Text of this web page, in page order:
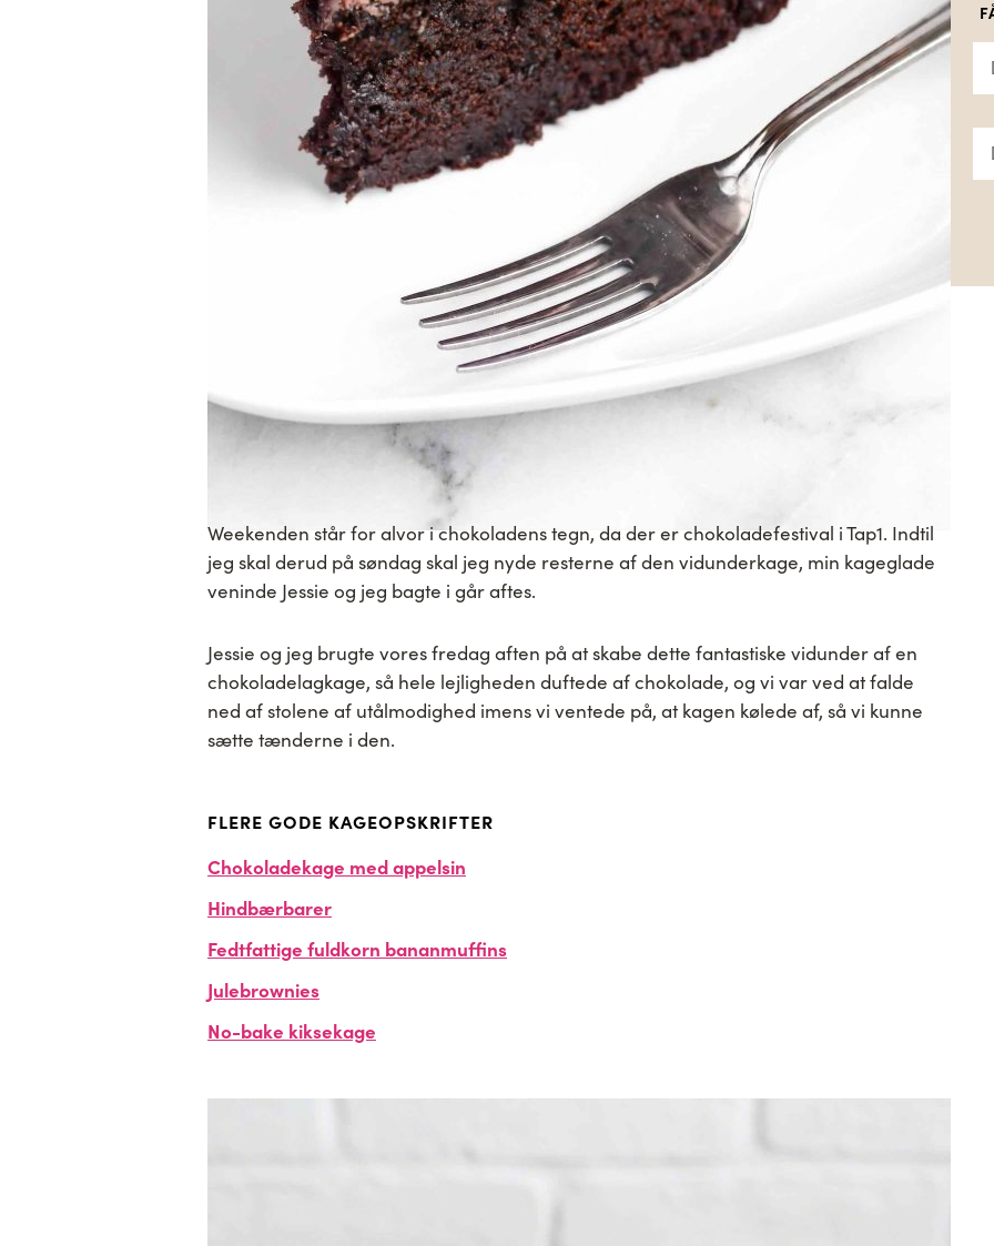
Weekenden står for alvor i chokoladens tegn, da der er chokoladefestival i Tap1. Indtil
jeg skal derud på søndag skal jeg nyde resterne af den vidunderkage, min kageglade
veninde Jessie og jeg bagte i går aftes.
Jessie og jeg brugte vores fredag aften på at skabe dette fantastiske vidunder af en
chokoladelagkage, så hele lejligheden duftede af chokolade, og vi var ved at falde
ned af stolene af utålmodighed imens vi ventede på, at kagen kølede af, så vi kunne
sætte tænderne i den.
FLERE GODE KAGEOPSKRIFTER
Chokoladekage med appelsin
Hindbærbarer
Fedtfattige fuldkorn bananmuffins
Julebrownies
No-bake kiksekage